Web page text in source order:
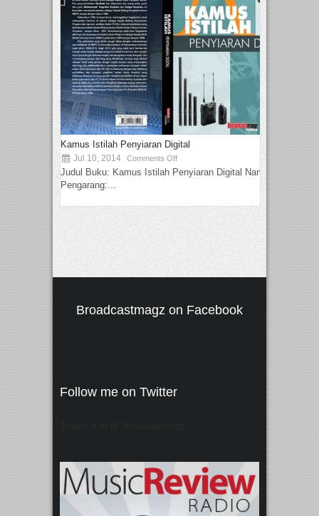
Kamus Istilah Penyiaran Digital
Jul 10, 2014 Comments Off
Judul Buku: Kamus Istilah Penyiaran Digital Nama
Pengarang:...
Broadcastmagz on Facebook
Follow me on Twitter